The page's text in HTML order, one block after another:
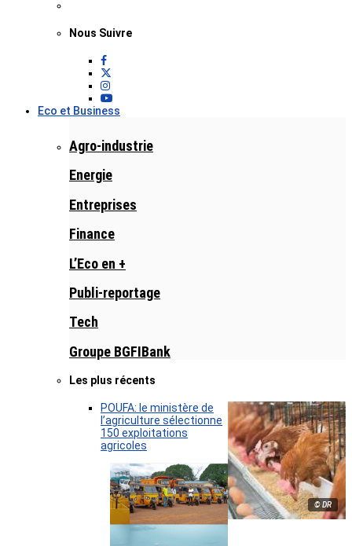
Nous Suivre
Eco et Business
Agro-industrie
Energie
Entreprises
Finance
L’Eco en +
Publi-reportage
Tech
Groupe BGFIBank
Les plus récents
© DR
POUFA: le ministère de
l’agriculture sélectionne
150 exploitations
agricoles